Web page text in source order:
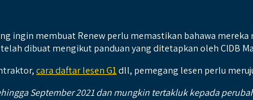
ingin membuat Renew perlu memastikan bahawa
dibuat mengikut panduan yang ditetapkan oleh CIDB
cara daftar lesen G1dll, pemegang lesen perlu
September 2021 dan mungkin tertakluk kepada